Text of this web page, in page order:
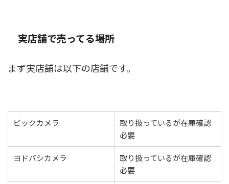
実店舗で売ってる場所
まず実店舗は以下の店舗です。
ビックカメラ
取り扱っているが在庫確認
必要
ヨドバシカメラ
取り扱っているが在庫確認
必要